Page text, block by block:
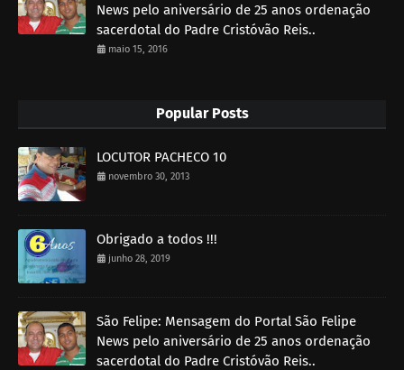
News pelo aniversário de 25 anos ordenação
sacerdotal do Padre Cristóvão Reis..
maio 15, 2016
Popular Posts
LOCUTOR PACHECO 10
novembro 30, 2013
Obrigado a todos !!!
junho 28, 2019
São Felipe: Mensagem do Portal São Felipe
News pelo aniversário de 25 anos ordenação
sacerdotal do Padre Cristóvão Reis..